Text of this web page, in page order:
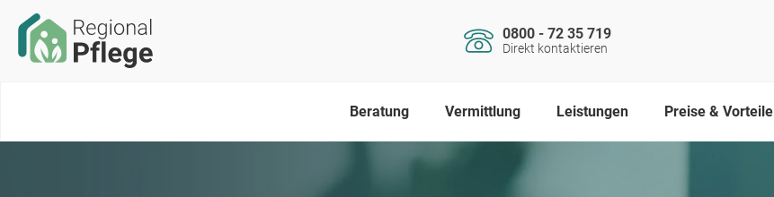
0800 - 72 35 719
Direkt kontaktieren
Beratung Vermittlung Leistungen Preise & Vorteile